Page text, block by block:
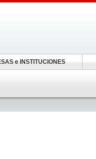
e INSTITUCIONES